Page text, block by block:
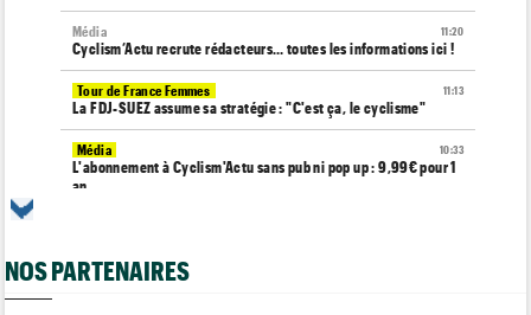
11:20
Média
Cyclism’Actu recrute rédacteurs… toutes les informations ici !
11:13
Tour de France Femmes
La FDJ-SUEZ assume sa stratégie : "C'est ça, le cyclisme"
10:33
Média
L'abonnement à Cyclism'Actu sans pub ni pop up : 9,99€ pour 1
an
NOS PARTENAIRES